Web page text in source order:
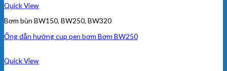
Quick View
Bơm bùn BW150, BW250, BW320
Ống dẫn hướng cup pen bơm Bơm BW250
Quick View